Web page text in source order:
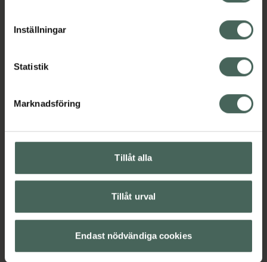
cookieinställningar. Ett återkallat samtycke påverkar inte
lagligheten av behandling som skett innan återkallelsen.
Inställningar
Statistik
Marknadsföring
Tillåt alla
Tillåt urval
Endast nödvändiga cookies